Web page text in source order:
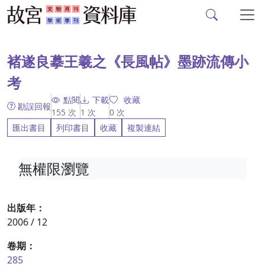
褚遂良摹王羲之《長風帖》墨跡流傳小
考
勘誤回報
點閱
155 次
下載
1 次
收藏
0 次
匯出書目
列印書目 收藏 複製連結
出版年：
2006 / 12
卷期：
285
無權限瀏覽